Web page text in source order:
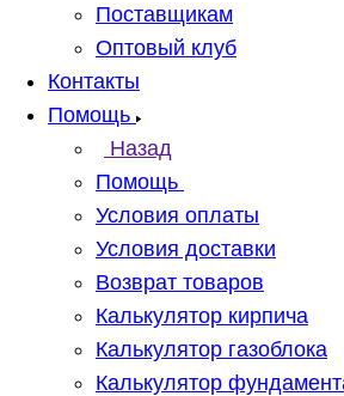
Поставщикам
Оптовый клуб
Контакты
Помощь
Назад
Помощь
Условия оплаты
Условия доставки
Возврат товаров
Калькулятор кирпича
Калькулятор газоблока
Калькулятор